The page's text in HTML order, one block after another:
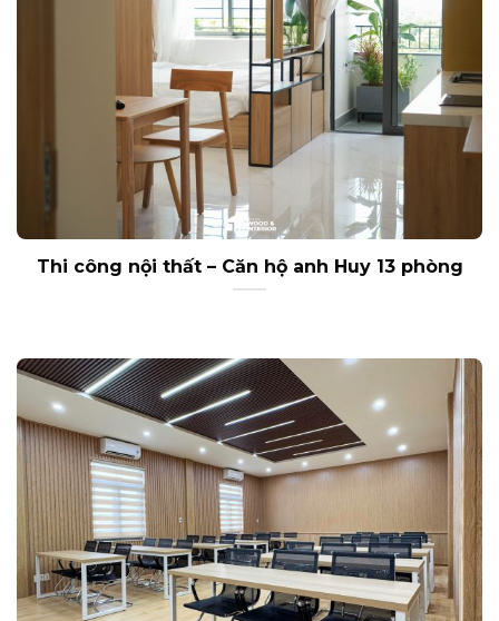
Thi công nội thất – Căn hộ anh Huy 13 phòng